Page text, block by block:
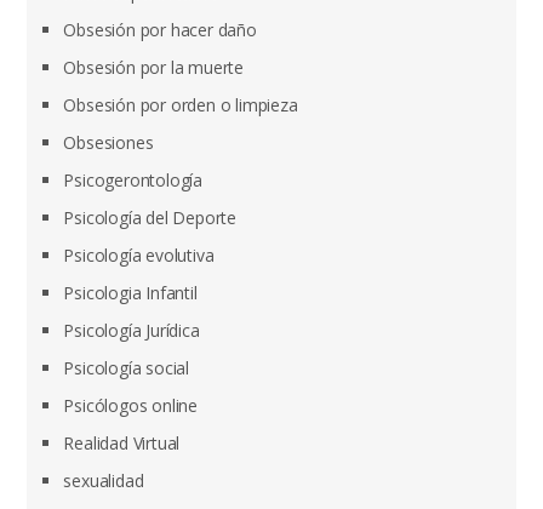
Obsesión por hacer daño
Obsesión por la muerte
Obsesión por orden o limpieza
Obsesiones
Psicogerontología
Psicología del Deporte
Psicología evolutiva
Psicologia Infantil
Psicología Jurídica
Psicología social
Psicólogos online
Realidad Virtual
sexualidad